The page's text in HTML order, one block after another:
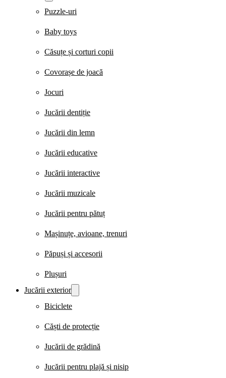
Puzzle-uri
Baby toys
Căsuțe și corturi copii
Covorașe de joacă
Jocuri
Jucării dentiție
Jucării din lemn
Jucării educative
Jucării interactive
Jucării muzicale
Jucării pentru pătuț
Mașinuțe, avioane, trenuri
Păpuși și accesorii
Plușuri
Jucării exterior
Biciclete
Căști de protecție
Jucării de grădină
Jucării pentru plajă și nisip